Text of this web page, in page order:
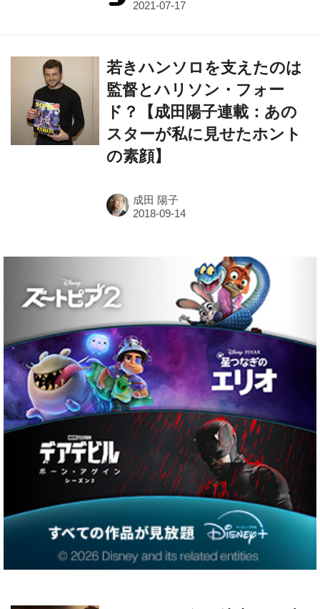
若きハンソロを支えたのは
監督とハリソン・フォー
ド？【成田陽子連載：あの
スターが私に見せたホント
の素顔】
成田 陽子